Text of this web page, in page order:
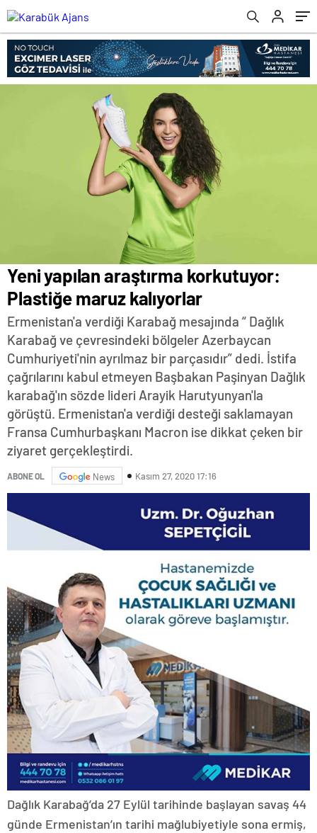
Yeni yapılan araştırma korkutuyor:
Plastiğe maruz kalıyorlar
Ermenistan'a verdiği Karabağ mesajında “ Dağlık
Karabağ ve çevresindeki bölgeler Azerbaycan
Cumhuriyeti'nin ayrılmaz bir parçasıdır” dedi. İstifa
çağrılarını kabul etmeyen Başbakan Paşinyan Dağlık
karabağ'ın sözde lideri Arayik Harutyunyan'la
görüştü. Ermenistan'a verdiği desteği saklamayan
Fransa Cumhurbaşkanı Macron ise dikkat çeken bir
ziyaret gerçekleştirdi.
ABONE OL News Kasım 27, 2020 17:16
Dağlık Karabağ’da 27 Eylül tarihinde başlayan savaş 44
günde Ermenistan’ın tarihi mağlubiyetiyle sona ermiş,